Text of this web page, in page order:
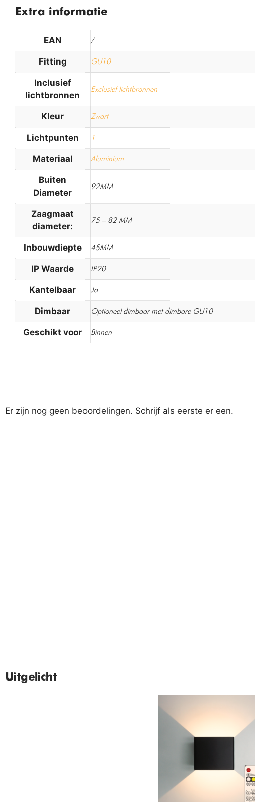
Extra informatie
EAN /
Fitting GU10
Inclusief
lichtbronnen
Exclusief lichtbronnen
Kleur Zwart
Lichtpunten 1
Materiaal Aluminium
Buiten
Diameter
92MM
Zaagmaat
diameter:
75 – 82 MM
Inbouwdiepte 45MM
IP Waarde IP20
Kantelbaar Ja
Dimbaar Optioneel dimbaar met dimbare GU10
Geschikt voor Binnen
Er zijn nog geen beoordelingen. Schrijf als eerste er een.
Uitgelicht